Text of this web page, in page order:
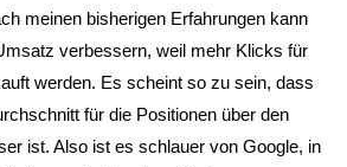
meinen bisherigen Erfahrungen kann
verbessern, weil mehr Klicks für
werden. Es scheint so zu sein, dass
für die Positionen über den
ist. Also ist es schlauer von Google, in